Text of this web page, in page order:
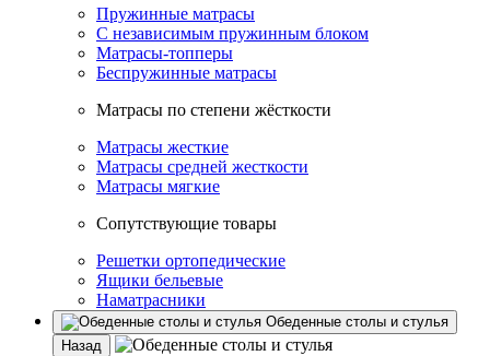
Пружинные матрасы
С независимым пружинным блоком
Матрасы-топперы
Беспружинные матрасы
Матрасы по степени жёсткости
Матрасы жесткие
Матрасы средней жесткости
Матрасы мягкие
Сопутствующие товары
Решетки ортопедические
Ящики бельевые
Наматрасники
Обеденные столы и стулья
Назад